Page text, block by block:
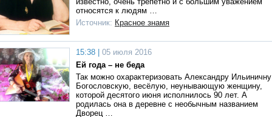
относятся к людям …
Источник: Красное знамя
15:38 |
05 июля 2016
Ей года – не беда
Так можно охарактеризовать Александру Ильиничну
Богословскую, весёлую, неунывающую женщину,
которой десятого июня исполнилось 90 лет. А
родилась она в деревне с необычным названием
Дворец …